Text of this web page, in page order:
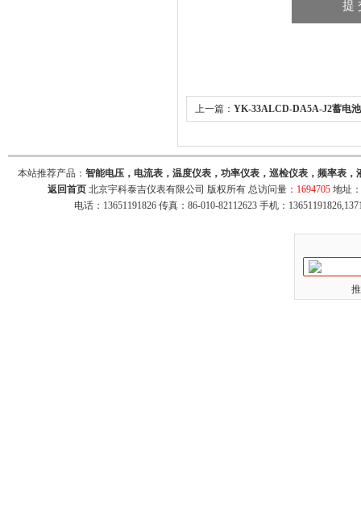
上一篇： YK-33ALCD-DA5A-J2蓄电
本站推荐产品： 智能电压，电流表，温度仪表，功率仪表，巡检仪表，频率表
返回首页 北京宇科泰吉仪表有限公司 版权所有 总访问量： 1694705 地址
电话：13651191826 传真：86-010-82112623 手机：